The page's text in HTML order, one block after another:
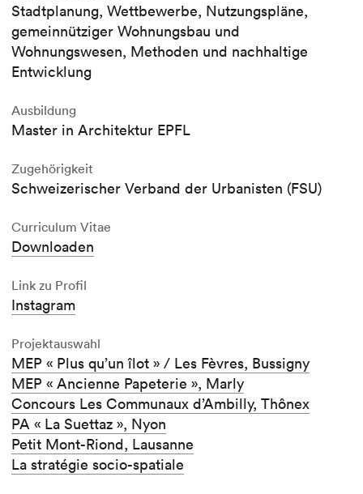
Stadtplanung, Wettbewerbe, Nutzungspläne,
gemeinnütziger Wohnungsbau und
Wohnungswesen, Methoden und nachhaltige
Entwicklung
Ausbildung
Master in Architektur EPFL
Zugehörigkeit
Schweizerischer Verband der Urbanisten (FSU)
Curriculum Vitae
Downloaden
Link zu Profil
Instagram
Projektauswahl
MEP « Plus qu’un îlot » / Les Fèvres, Bussigny
MEP « Ancienne Papeterie », Marly
Concours Les Communaux d’Ambilly, Thônex
PA « La Suettaz », Nyon
Petit Mont-Riond, Lausanne
La stratégie socio-spatiale